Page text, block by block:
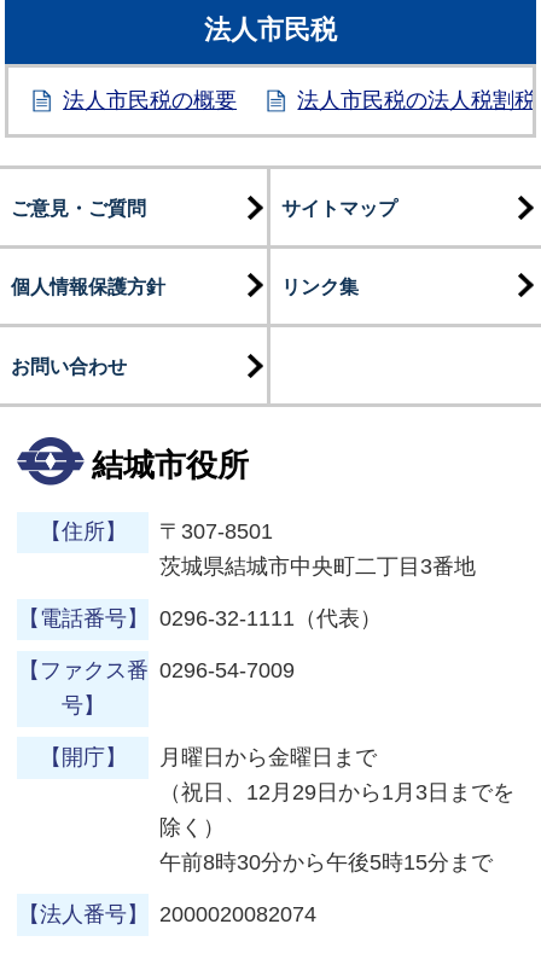
法人市民税
法人市民税の概要 法人市民税の法人税割
ご意見・ご質問 サイトマップ
個人情報保護方針 リンク集
お問い合わせ
結城市役所
【住所】
〒307-8501
茨城県結城市中央町二丁目3番地
【電話番号】 0296-32-1111（代表）
【ファクス番
号】
0296-54-7009
【開庁】
月曜日から金曜日まで
（祝日、12月29日から1月3日までを
除く）
午前8時30分から午後5時15分まで
【法人番号】 2000020082074